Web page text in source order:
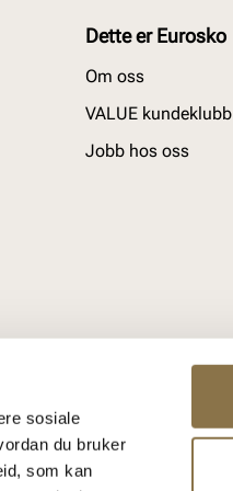
sosiale
du bruker
som kan
Dette er Eurosko
Om oss
VALUE kundeklubb
Jobb hos oss